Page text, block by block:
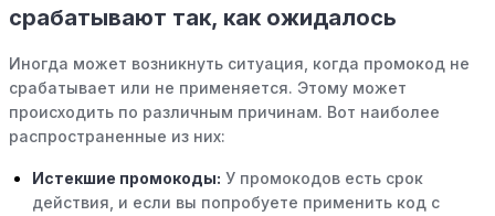
срабатывают так, как ожидалось
Иногда может возникнуть ситуация, когда промокод не
срабатывает или не применяется. Этому может
происходить по различным причинам. Вот наиболее
распространенные из них:
Истекшие промокоды: У промокодов есть срок
действия, и если вы попробуете применить код с